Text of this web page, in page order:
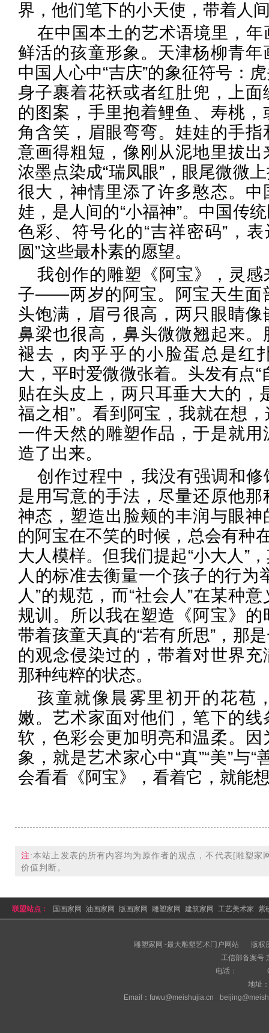
界，他们笔下的小天使，带着人
在中国本土的艺术语境里，
鲜活的孩童形象。天津杨柳青
中国人心中“吉庆”的象征符号：
身子裹着花袄或者红肚兜，上
的图案，手里抱着鲤鱼、寿桃
角含笑，眉眼弯弯。娃娃的手
意画得粗短，像刚从泥地里拔
浓墨点染成“瑞凤眼”，眼尾微微
很大，神情里添了许多憨态。
娃，是人间的“小福神”。中国传
色彩、符号化的“吉祥密码”，表
圆”这些最朴素的愿望。
我创作的雕塑《阿宝》，灵
子——两岁的阿宝。阿宝天生面
头饱满，眉弓很高，两只眼睛
鼻梁也很高，鼻头微微翘起来
褪去，肉乎乎的小脸蛋总是红
大，平时爱微微张着。头发有点“
贴在头皮上，两只耳垂大大的，
福之相”。看到阿宝，我就在想
一件天然的雕塑作品，于是就
造了出来。
创作过程中，我没有强调和
是用写意的手法，尽量还原他
神态，塑造出脸颊的丰润与眼
的阿宝在不笑的时候，总会有种
大人模样。但我们提起“小大人”
人的标准去衡量一个孩子的行为
人”的规范，而“社会人”在某种
规训。所以我在塑造《阿宝》
带着孩童天真的“若有所思”，那
的观念侵染过的，带着对世界
那种纯粹的状态。
孩童就像晨雾里初开的花苞
嫩。艺术家面对他们，笔下的
软，色彩会更加明亮和温柔。
象，就是艺术家心中“真”“美”与“
会看看《阿宝》，看着它，就能
注:本站上发表的所有内容均为原作者的观点，不代表[雕塑家
价值判断。
联盟站点： 国画家网 油画家网 版画家网 雕塑家网 建筑家网 工艺美术家 紫
雕塑家网 -最大雕塑艺术门户网站
版权
工信部备案号
电话：
地址：
Email：fuwu@meishujia.cn